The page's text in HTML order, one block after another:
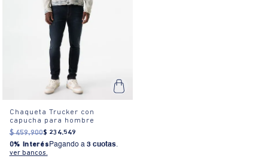
Chaqueta Trucker con
capucha para hombre
$ 459.900$ 234.549
0% Interés Pagando a 3 cuotas.
ver bancos.